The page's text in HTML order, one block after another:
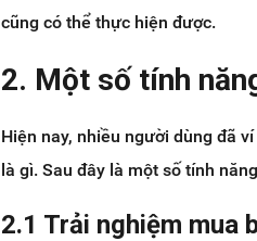
cũng có thể thực hiện được.
2. Một số tính
Hiện nay, nhiều người dùng đã
là gì. Sau đây là một số tính
2.1 Trải nghiệm mua